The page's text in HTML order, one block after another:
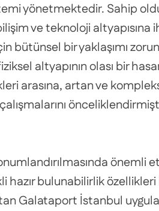
yönetmektedir. Sahip
ve teknoloji altyapısına
bütünsel bir yaklaşımı
altyapının olası bir
arasına, artan ve
önemli
hazır bulunabilirlik
Galataport İstanbul